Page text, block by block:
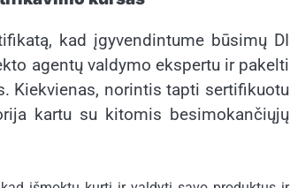
kad įgyvendintume būsimų DI
agentų valdymo ekspertu ir pakelti
Kiekvienas, norintis tapti sertifikuotu
kartu su kitomis besimokančiųjų